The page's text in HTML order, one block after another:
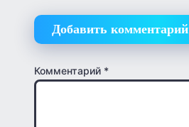
Добавить комментарий
Комментарий *